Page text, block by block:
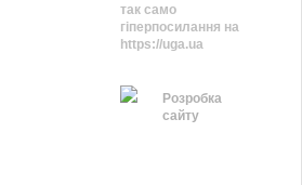
так само
гіперпосилання на
https://uga.ua
Розробка
сайту